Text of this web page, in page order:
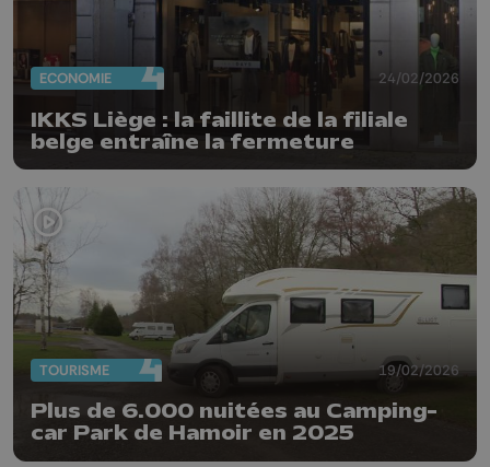
ECONOMIE 24/02/2026
IKKS Liège : la faillite de la filiale
belge entraîne la fermeture
TOURISME 19/02/2026
Plus de 6.000 nuitées au Camping-
car Park de Hamoir en 2025